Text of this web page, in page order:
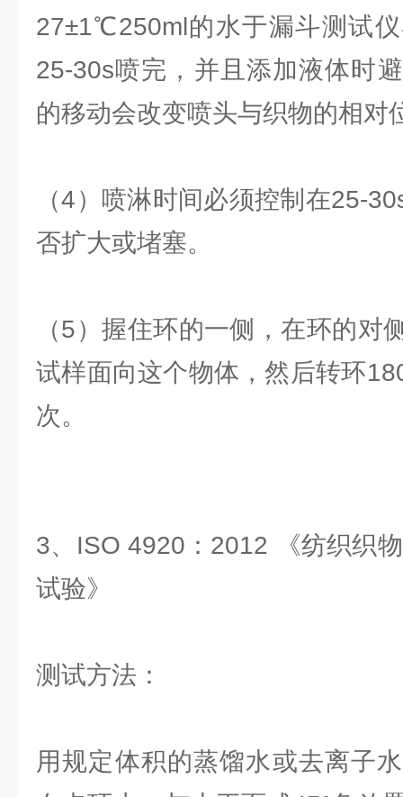
27±1℃250ml的水于漏斗测试
25-30s喷完，并且添加液体时
的移动会改变喷头与织物的相对
（4）喷淋时间必须控制在25-
否扩大或堵塞。
（5）握住环的一侧，在环的对
试样面向这个物体，然后转环
次。
3、ISO 4920：2012 《纺织织
试验》
测试方法：
用规定体积的蒸馏水或去离子